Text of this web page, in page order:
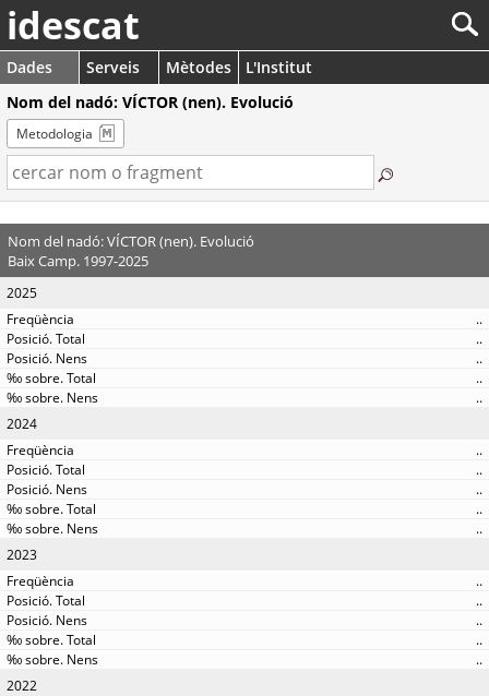
idescat
Dades Serveis Mètodes
L'Institut
Nom del nadó: VÍCTOR (nen). Evolució
Metodologia
Nom del nadó: VÍCTOR (nen). Evolució
Baix Camp. 1997-2025
2025
..
..
..
..
..
2024
..
..
..
..
..
2023
..
..
..
..
..
2022